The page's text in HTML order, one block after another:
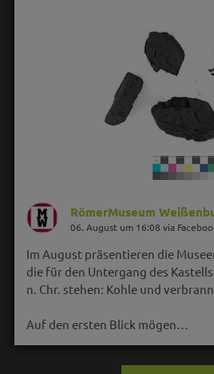
RömerMuseum
06. August um 16:08 via
Im August präsentieren die
die für den Untergang des
n. Chr. stehen: Kohle und
Auf den ersten Blick mögen…